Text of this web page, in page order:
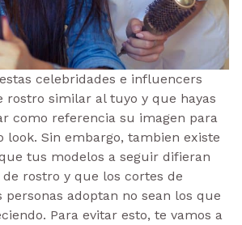
celebridades e influencers
rostro similar al tuyo y que hayas
como referencia su imagen para
look. Sin embargo, tambien existe
tus modelos a seguir difieran
rostro y que los cortes de
personas adoptan no sean los que
Para evitar esto, te vamos a